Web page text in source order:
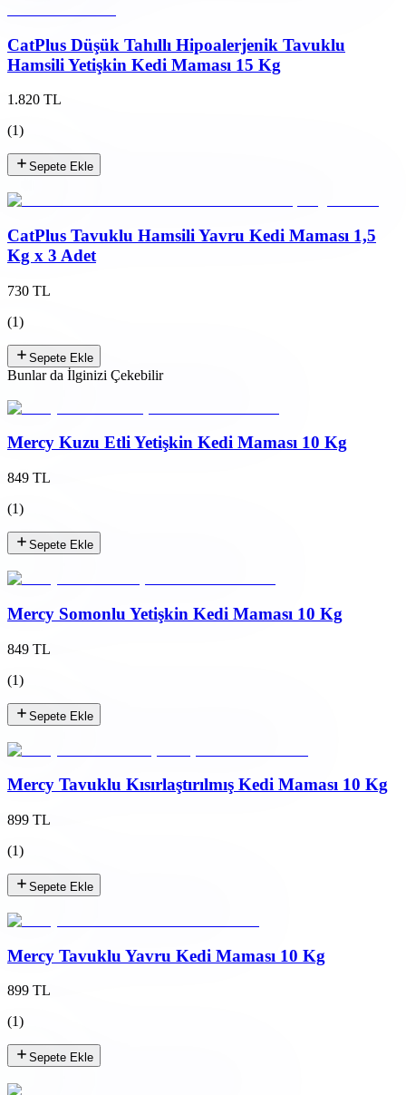
CatPlus Düşük Tahıllı Hipoalerjenik Tavuklu
Hamsili Yetişkin Kedi Maması 15 Kg
1.820 TL
(1)
Sepete Ekle
CatPlus Tavuklu Hamsili Yavru Kedi Maması 1,5
Kg x 3 Adet
730 TL
(1)
Sepete Ekle
Bunlar da İlginizi Çekebilir
Mercy Kuzu Etli Yetişkin Kedi Maması 10 Kg
849 TL
(1)
Sepete Ekle
Mercy Somonlu Yetişkin Kedi Maması 10 Kg
849 TL
(1)
Sepete Ekle
Mercy Tavuklu Kısırlaştırılmış Kedi Maması 10 Kg
899 TL
(1)
Sepete Ekle
Mercy Tavuklu Yavru Kedi Maması 10 Kg
899 TL
(1)
Sepete Ekle